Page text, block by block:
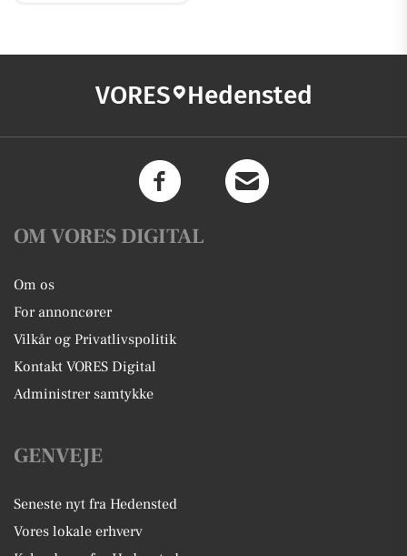
VORES Hedensted
OM VORES DIGITAL
Om os
For annoncører
Vilkår og Privatlivspolitik
Kontakt VORES Digital
Administrer samtykke
GENVEJE
Seneste nyt fra Hedensted
Vores lokale erhverv